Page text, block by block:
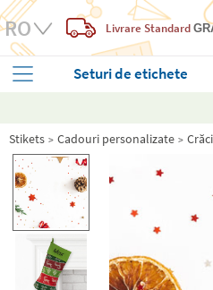
Livrare Standard
Seturi de etichete
Stikets Cadouri personalizate